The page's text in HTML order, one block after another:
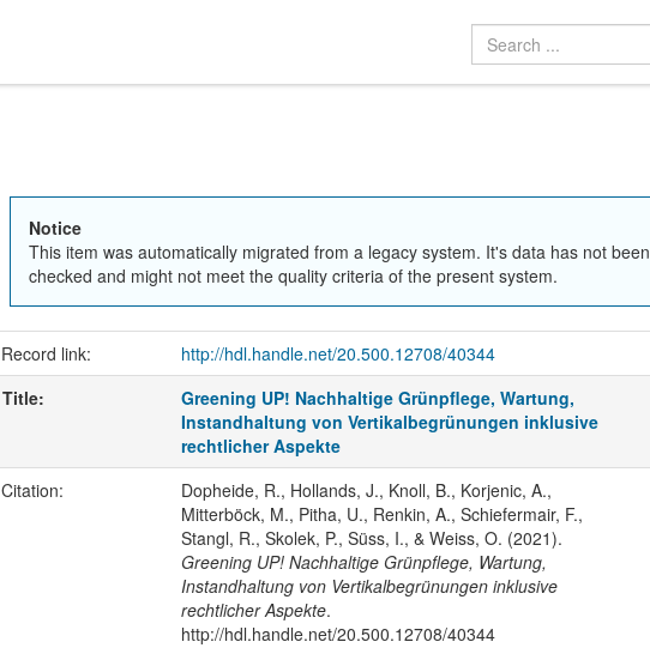
Notice
This item was automatically migrated from a legacy system. It's data has not been
checked and might not meet the quality criteria of the present system.
Record link: http://hdl.handle.net/20.500.12708/40344
Title:
Greening UP! Nachhaltige Grünpflege, Wartung,
Instandhaltung von Vertikalbegrünungen inklusive
rechtlicher Aspekte
Citation:
Dopheide, R., Hollands, J., Knoll, B., Korjenic, A.,
Mitterböck, M., Pitha, U., Renkin, A., Schiefermair, F.,
Stangl, R., Skolek, P., Süss, I., & Weiss, O. (2021).
Greening UP! Nachhaltige Grünpflege, Wartung,
Instandhaltung von Vertikalbegrünungen inklusive
rechtlicher Aspekte.
http://hdl.handle.net/20.500.12708/40344